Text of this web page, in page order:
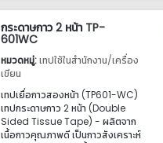
กระดาษกาว 2 หน้า TP-
601WC
หมวดหมู่:เทปใช้ในสำนักงาน/เครื่อง
เขียน
เทปเยื่อกาวสองหน้า (TP601-WC)
เทปกระดาษกาว 2 หน้า (Double
Sided Tissue Tape) - ผลิตจาก
เนื้อกาวคุณภาพดี เป็นกาวสังเคราะห์